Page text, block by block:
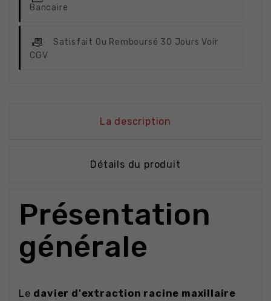
Bancaire
Satisfait Ou Remboursé 30 Jours Voir
CGV
La description
Détails du produit
Présentation
générale
Le davier d'extraction racine maxillaire